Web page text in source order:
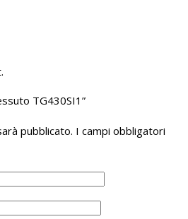
TG430SI1”
pubblicato. I campi obbligatori